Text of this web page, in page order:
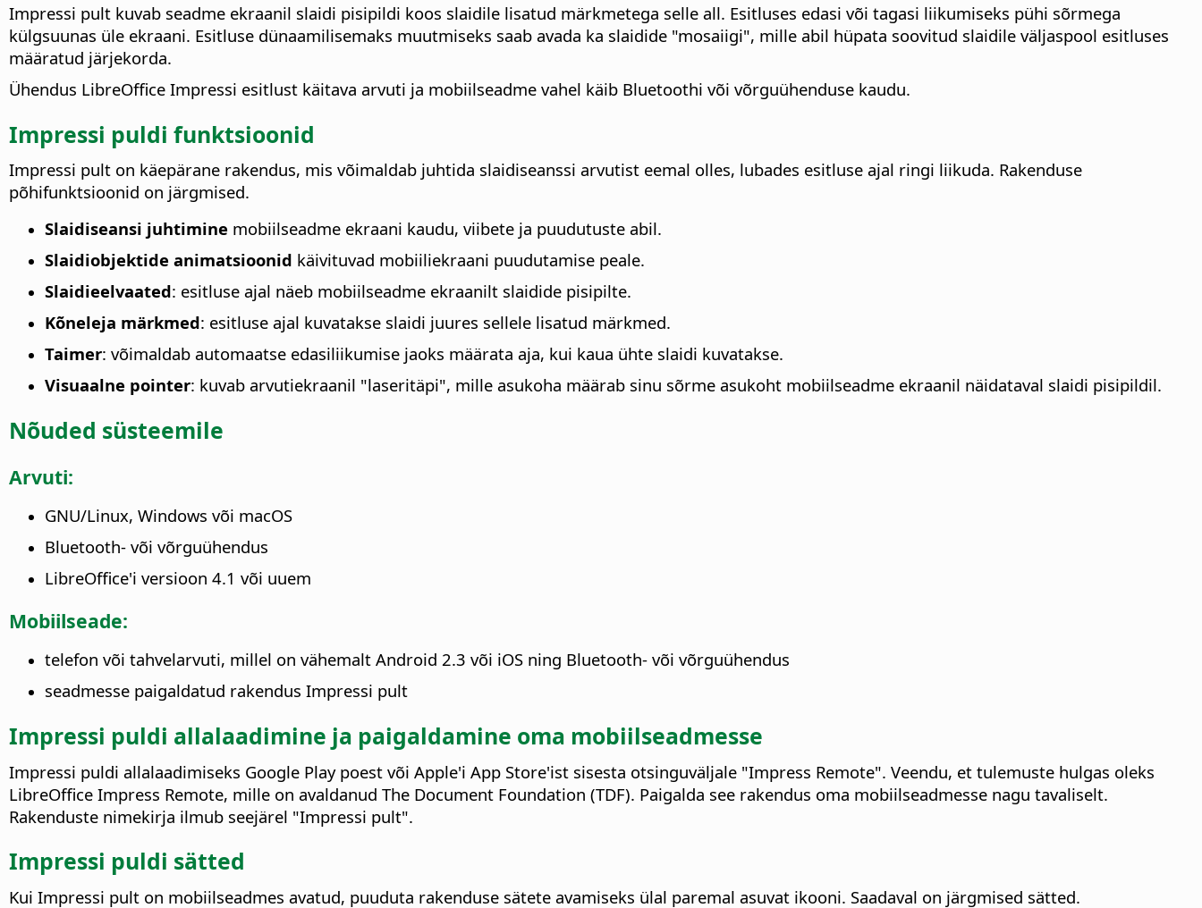
Impressi pult kuvab seadme ekraanil slaidi pisipildi koos slaidile lisatud märkmetega selle all. Esitluses edasi või tagasi liikumiseks pühi sõrmega
külgsuunas üle ekraani. Esitluse dünaamilisemaks muutmiseks saab avada ka slaidide "mosaiigi", mille abil hüpata soovitud slaidile väljaspool esitluses
määratud järjekorda.
Ühendus LibreOffice Impressi esitlust käitava arvuti ja mobiilseadme vahel käib Bluetoothi või võrguühenduse kaudu.
Impressi puldi funktsioonid
Impressi pult on käepärane rakendus, mis võimaldab juhtida slaidiseanssi arvutist eemal olles, lubades esitluse ajal ringi liikuda. Rakenduse
põhifunktsioonid on järgmised.
Slaidiseansi juhtimine mobiilseadme ekraani kaudu, viibete ja puudutuste abil.
Slaidiobjektide animatsioonid käivituvad mobiiliekraani puudutamise peale.
Slaidieelvaated: esitluse ajal näeb mobiilseadme ekraanilt slaidide pisipilte.
Kõneleja märkmed: esitluse ajal kuvatakse slaidi juures sellele lisatud märkmed.
Taimer: võimaldab automaatse edasiliikumise jaoks määrata aja, kui kaua ühte slaidi kuvatakse.
Visuaalne pointer: kuvab arvutiekraanil "laseritäpi", mille asukoha määrab sinu sõrme asukoht mobiilseadme ekraanil näidataval slaidi pisipildil.
Nõuded süsteemile
Arvuti:
GNU/Linux, Windows või macOS
Bluetooth- või võrguühendus
LibreOffice'i versioon 4.1 või uuem
Mobiilseade:
telefon või tahvelarvuti, millel on vähemalt Android 2.3 või iOS ning Bluetooth- või võrguühendus
seadmesse paigaldatud rakendus Impressi pult
Impressi puldi allalaadimine ja paigaldamine oma mobiilseadmesse
Impressi puldi allalaadimiseks Google Play poest või Apple'i App Store'ist sisesta otsinguväljale "Impress Remote". Veendu, et tulemuste hulgas oleks
LibreOffice Impress Remote, mille on avaldanud The Document Foundation (TDF). Paigalda see rakendus oma mobiilseadmesse nagu tavaliselt.
Rakenduste nimekirja ilmub seejärel "Impressi pult".
Impressi puldi sätted
Kui Impressi pult on mobiilseadmes avatud, puuduta rakenduse sätete avamiseks ülal paremal asuvat ikooni. Saadaval on järgmised sätted.